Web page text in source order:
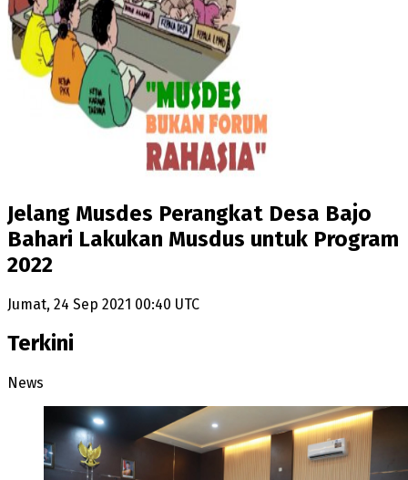
Jelang Musdes Perangkat Desa Bajo
Bahari Lakukan Musdus untuk Program
2022
Jumat, 24 Sep 2021 00:40 UTC
Terkini
News